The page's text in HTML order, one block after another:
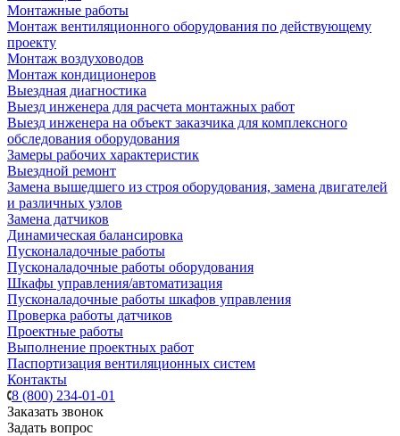
Монтажные работы
Монтаж вентиляционного оборудования по действующему
проекту
Монтаж воздуховодов
Монтаж кондиционеров
Выездная диагностика
Выезд инженера для расчета монтажных работ
Выезд инженера на объект заказчика для комплексного
обследования оборудования
Замеры рабочих характеристик
Выездной ремонт
Замена вышедшего из строя оборудования, замена двигателей
и различных узлов
Замена датчиков
Динамическая балансировка
Пусконаладочные работы
Пусконаладочные работы оборудования
Шкафы управления/автоматизация
Пусконаладочные работы шкафов управления
Проверка работы датчиков
Проектные работы
Выполнение проектных работ
Паспортизация вентиляционных систем
Контакты
8 (800) 234-01-01
Заказать звонок
Задать вопрос